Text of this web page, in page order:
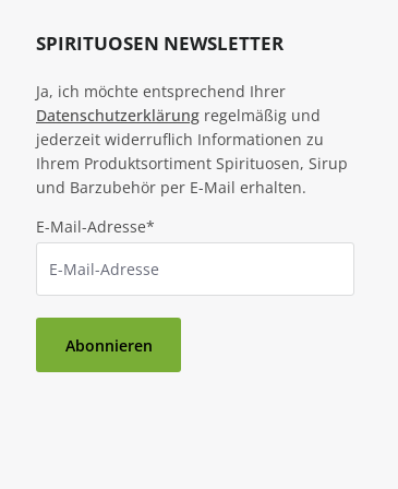
SPIRITUOSEN NEWSLETTER
Ja, ich möchte entsprechend Ihrer
Datenschutzerklärung regelmäßig und
jederzeit widerruflich Informationen zu
Ihrem Produktsortiment Spirituosen, Sirup
und Barzubehör per E-Mail erhalten.
E-Mail-Adresse*
Abonnieren